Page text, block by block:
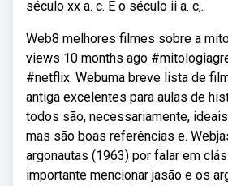
século xx a. c. E o século ii a. c,.
Web8 melhores filmes sobre a
views 10 months ago
#netflix. Webuma breve lista de
antiga excelentes para aulas de
todos são, necessariamente,
mas são boas referências e.
argonautas (1963) por falar em
importante mencionar jasão e os